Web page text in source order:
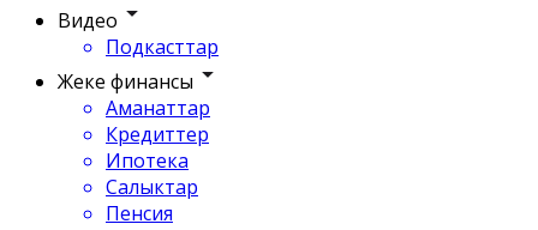
Видео
Подкасттар
Жеке финансы
Аманаттар
Кредиттер
Ипотека
Салыктар
Пенсия